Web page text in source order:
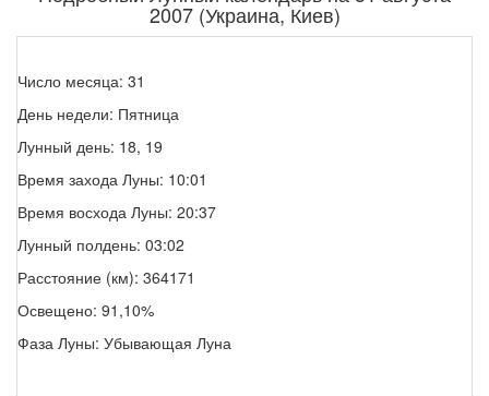
2007 (Украина, Киев)
Число месяца: 31
День недели: Пятница
Лунный день: 18, 19
Время захода Луны: 10:01
Время восхода Луны: 20:37
Лунный полдень: 03:02
Расстояние (км): 364171
Освещено: 91,10%
Фаза Луны: Убывающая Луна